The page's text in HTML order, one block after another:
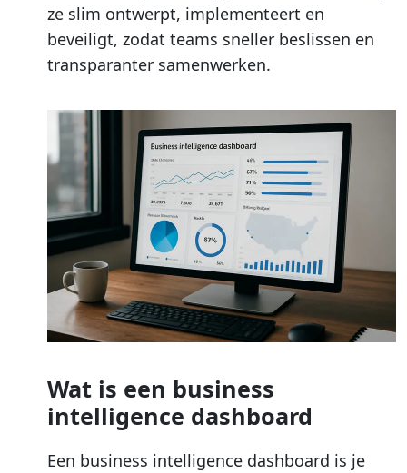
ze slim ontwerpt, implementeert en
beveiligt, zodat teams sneller beslissen en
transparanter samenwerken.
Wat is een business
intelligence dashboard
Een business intelligence dashboard is je